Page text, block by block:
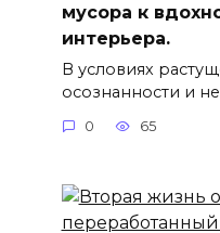
мусора к
интерьера.
В условиях
осознанности и
0 65